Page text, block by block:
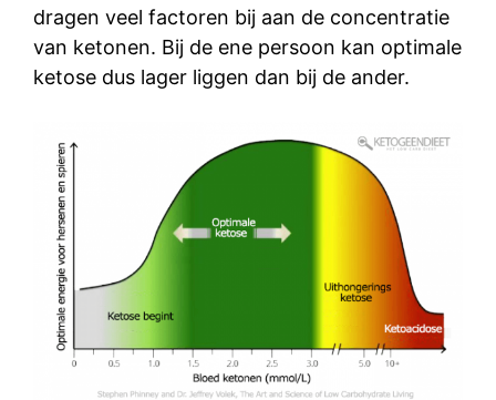
dragen veel factoren bij aan de concentratie
van ketonen. Bij de ene persoon kan optimale
ketose dus lager liggen dan bij de ander.